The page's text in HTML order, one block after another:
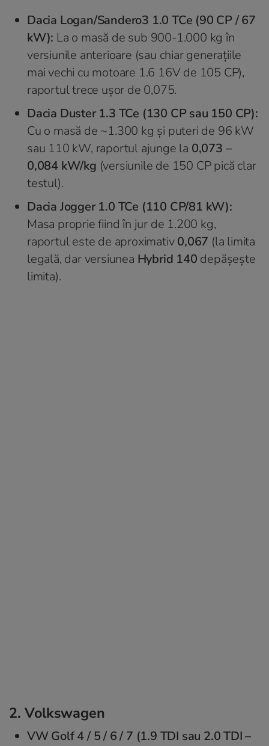
Dacia Logan/Sandero3 1.0 TCe (90 CP / 67
kW): La o masă de sub 900-1.000 kg în
versiunile anterioare (sau chiar generațiile
mai vechi cu motoare 1.6 16V de 105 CP),
raportul trece ușor de 0,075.
Dacia Duster 1.3 TCe (130 CP sau 150 CP):
Cu o masă de ~1.300 kg și puteri de 96 kW
sau 110 kW, raportul ajunge la 0,073 –
0,084 kW/kg (versiunile de 150 CP pică clar
testul).
Dacia Jogger 1.0 TCe (110 CP/81 kW):
Masa proprie fiind în jur de 1.200 kg,
raportul este de aproximativ0,067 (la limita
legală, dar versiunea Hybrid 140 depășește
limita).
2. Volkswagen
VW Golf 4 / 5 / 6 / 7 (1.9 TDI sau 2.0 TDI –